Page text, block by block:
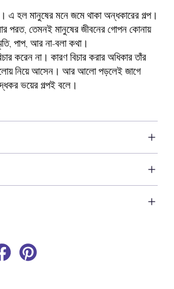
এ হল মানুষের মনে জমে থাকা অন্ধকারের গল্প।
পরত, তেমনই মানুষের জীবনের গোপন কোনায়
পাপ, আর না-বলা কথা।
করেন না। কারণ বিচার করার অধিকার তাঁর
নিয়ে আসেন। আর আলো পড়লেই জাগে
ভয়ের গল্পই বলে।